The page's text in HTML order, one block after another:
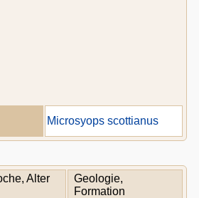
Microsyops scottianus
Alter
Geologie,
Formation